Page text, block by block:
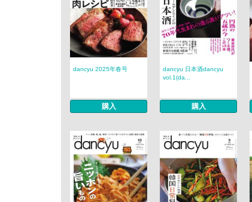
dancyu 2025年春号
購入
dancyu 日本酒dancyu
vol.1(da...
購入